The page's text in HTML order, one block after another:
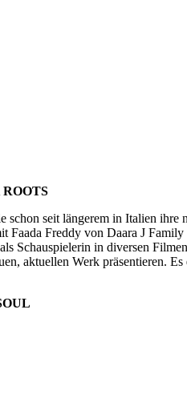
schon seit längerem in Italien
Faada Freddy von Daara J
Schauspielerin in diversen
aktuellen Werk präsentieren.